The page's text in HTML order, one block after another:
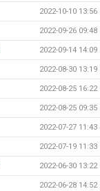
2022-10-10 13:56
2022-09-26 09:48
2022-09-14 14:09
2022-08-30 13:19
2022-08-25 16:22
2022-08-25 09:35
2022-07-27 11:43
2022-07-19 11:33
2022-06-30 13:22
2022-06-28 14:52